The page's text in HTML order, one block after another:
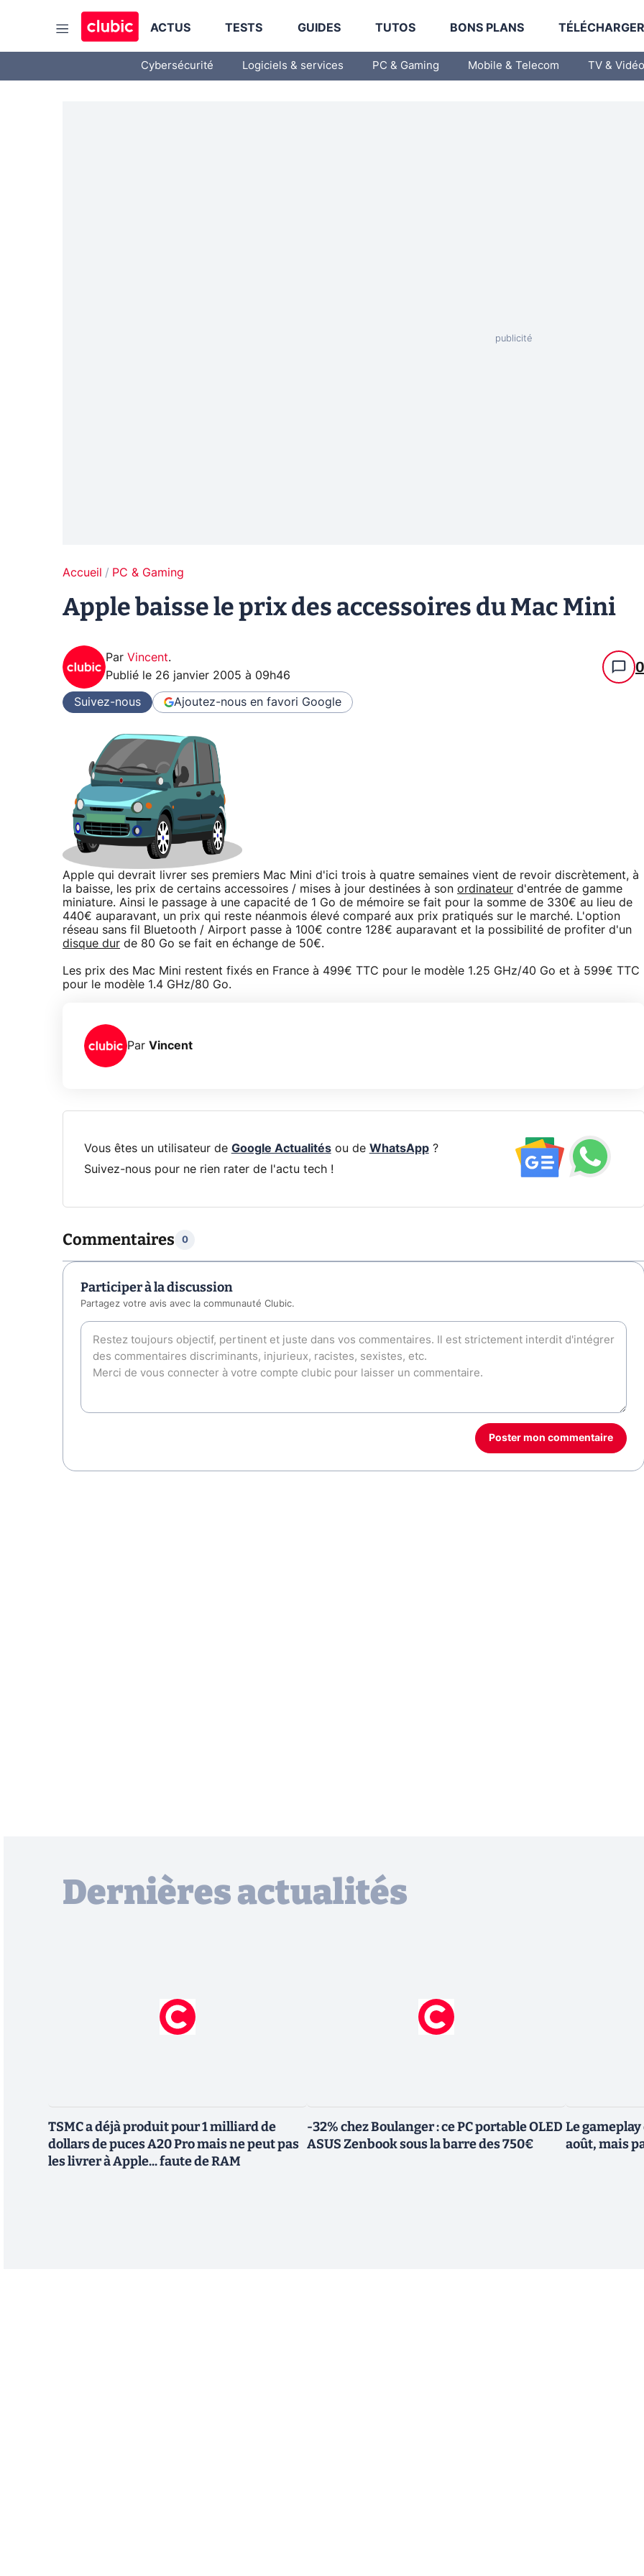
ACTUS TESTS GUIDES TUTOS BONS PLANS
Cybersécurité Logiciels & services PC & Gaming Mobile & Telecom TV & Vidéo
Accueil PC & Gaming
Apple baisse le prix des accessoires du Mac Mini
Par Vincent.
Publié le 26 janvier 2005 à 09h46 0
Suivez-nous Ajoutez-nous en favori Google
Apple qui devrait livrer ses premiers Mac Mini d'ici trois à quatre semaines vient de revoir discrètement, à
la baisse, les prix de certains accessoires / mises à jour destinées à son ordinateur d'entrée de gamme
miniature. Ainsi le passage à une capacité de 1 Go de mémoire se fait pour la somme de 330€ au lieu de
440€ auparavant, un prix qui reste néanmois élevé comparé aux prix pratiqués sur le marché. L'option
réseau sans fil Bluetooth / Airport passe à 100€ contre 128€ auparavant et la possibilité de profiter d'un
disque dur de 80 Go se fait en échange de 50€.
Les prix des Mac Mini restent fixés en France à 499€ TTC pour le modèle 1.25 GHz/40 Go et à 599€ TTC
pour le modèle 1.4 GHz/80 Go.
Par Vincent
Vous êtes un utilisateur de Google Actualitésou de WhatsApp?
Suivez-nous pour ne rien rater de l'actu tech !
Commentaires 0
Participer à la discussion
Partagez votre avis avec la communauté Clubic.
Poster mon commentaire
Dernières actualités
TSMC a déjà produit pour 1 milliard de
dollars de puces A20 Pro mais ne peut pas
les livrer à Apple... faute de RAM
-32% chez Boulanger : ce PC portable OLED
ASUS Zenbook sous la barre des 750€
Le gameplay
août, mais